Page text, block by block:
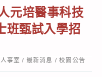
元培醫事科技
班甄試入學招
人事室 / 最新消息 / 校園公告